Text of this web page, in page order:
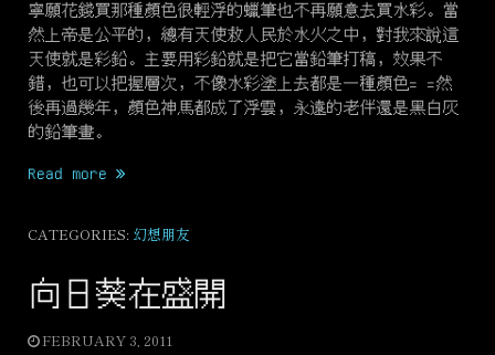
寧願花錢買那種顏色很輕浮的蠟筆也不再願意去買水彩。當
然上帝是公平的，總有天使救人民於水火之中，對我來說這
天使就是彩鉛。主要用彩鉛就是把它當鉛筆打稿，效果不
錯，也可以把握層次，不像水彩塗上去都是一種顏色= =然
後再過幾年，顏色神馬都成了浮雲，永遠的老伴還是黑白灰
的鉛筆畫。
Read more “那
有
字
傢
CATEGORIES: 幻想朋友
向日葵在盛開
FEBRUARY 3, 2011